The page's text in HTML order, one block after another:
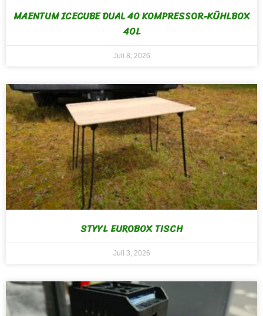
MAENTUM ICECUBE DUAL 40 KOMPRESSOR-KÜHLBOX
40L
Juli 8, 2026
STYYL EUROBOX TISCH
Juli 3, 2026